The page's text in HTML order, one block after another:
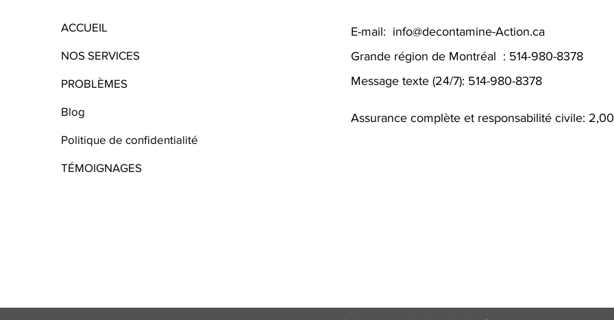
ACCUEIL
NOS SERVICES
PROBLÈMES
Blog
Politique de confidentialité
TÉMOIGNAGES
E-mail: info@decontamine-Action.ca
Grande région de Montréal : 514-980-8378
Message texte (24/7): 514-980-8378
Assurance complète et responsabilité civile:
nettoyage après sinistre , decontamination moisissure , entrepreneur apres sinistre , entreprise après sinistre , Entreprise demolition , entrepreneur démolition , decontamination laurentides , decontamination rive-nord , decontamination lanaudiere